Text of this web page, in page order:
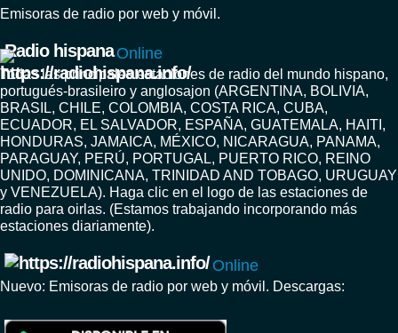
Emisoras de radio por web y móvil.
Radio hispana Online
Todas las principales estaciones de radio del mundo hispano,
portugués-brasileiro y anglosajon (ARGENTINA, BOLIVIA,
BRASIL, CHILE, COLOMBIA, COSTA RICA, CUBA,
ECUADOR, EL SALVADOR, ESPAÑA, GUATEMALA, HAITI,
HONDURAS, JAMAICA, MÉXICO, NICARAGUA, PANAMA,
PARAGUAY, PERÚ, PORTUGAL, PUERTO RICO, REINO
UNIDO, DOMINICANA, TRINIDAD AND TOBAGO, URUGUAY
y VENEZUELA). Haga clic en el logo de las estaciones de
radio para oirlas. (Estamos trabajando incorporando más
estaciones diariamente).
Online
Nuevo: Emisoras de radio por web y móvil. Descargas: